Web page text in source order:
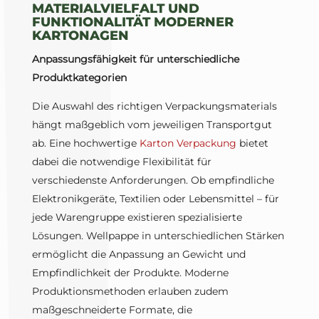
MATERIALVIELFALT UND
FUNKTIONALITÄT MODERNER
KARTONAGEN
Anpassungsfähigkeit für unterschiedliche
Produktkategorien
Die Auswahl des richtigen Verpackungsmaterials
hängt maßgeblich vom jeweiligen Transportgut
ab. Eine hochwertige Karton Verpackung bietet
dabei die notwendige Flexibilität für
verschiedenste Anforderungen. Ob empfindliche
Elektronikgeräte, Textilien oder Lebensmittel – für
jede Warengruppe existieren spezialisierte
Lösungen. Wellpappe in unterschiedlichen Stärken
ermöglicht die Anpassung an Gewicht und
Empfindlichkeit der Produkte. Moderne
Produktionsmethoden erlauben zudem
maßgeschneiderte Formate, die